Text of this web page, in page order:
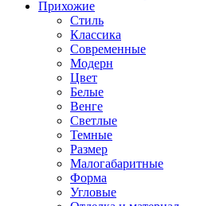
Прихожие
Стиль
Классика
Современные
Модерн
Цвет
Белые
Венге
Светлые
Темные
Размер
Малогабаритные
Форма
Угловые